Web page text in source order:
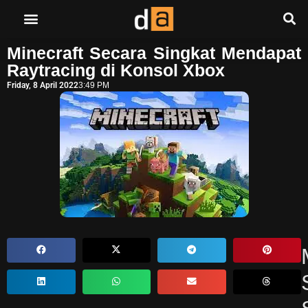
Minecraft Secara Singkat Mendapat
Raytracing di Konsol Xbox
Friday, 8 April 20223:49 PM